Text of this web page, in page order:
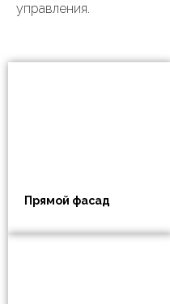
управления.
Прямой фасад